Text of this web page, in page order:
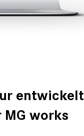
entwickelt
works